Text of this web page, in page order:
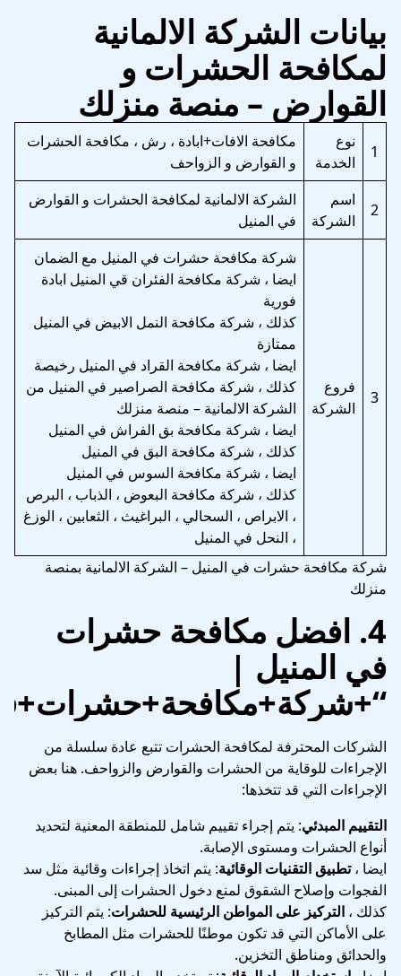
بيانات الشركة الالمانية
لمكافحة الحشرات و
القوارض – منصة منزلك
1
نوع
الخدمة
مكافحة الافات+ابادة ، رش ، مكافحة الحشرات
و القوارض و الزواحف
2
اسم
الشركة
الشركة الالمانية لمكافحة الحشرات و القوارض
في المنيل
3
فروع
الشركة
شركة مكافحة حشرات في المنيل مع الضمان
ايضا ، شركة مكافحة الفئران قي المنيل ابادة
فورية
كذلك ، شركة مكافحة النمل الابيض في المنيل
ممتازة
ايضا ، شركة مكافحة القراد في المنيل رخيصة
كذلك ، شركة مكافحة الصراصير في المنيل من
الشركة الالمانية – منصة منزلك
ايضا ، شركة مكافحة بق الفراش في المنيل
كذلك ، شركة مكافحة البق في المنيل
ايضا ، شركة مكافحة السوس في المنيل
كذلك ، شركة مكافحة البعوض ، الذباب ، البرص
، الابراص ، السحالي ، البراغيث ، الثعابين ، الوزغ
، النحل في المنيل
شركة مكافحة حشرات في المنيل – الشركة الالمانية بمنصة
منزلك
4. افضل مكافحة حشرات
في المنيل |
الشركات المحترفة لمكافحة الحشرات تتبع عادة سلسلة من
الإجراءات للوقاية من الحشرات والقوارض والزواحف. هنا بعض
الإجراءات التي قد تتخذها:
التقييم المبدئي: يتم إجراء تقييم شامل للمنطقة المعنية لتحديد
أنواع الحشرات ومستوى الإصابة.
ايضا ،تطبيق التقنيات الوقائية: يتم اتخاذ إجراءات وقائية مثل سد
الفجوات وإصلاح الشقوق لمنع دخول الحشرات إلى المبنى.
كذلك ، التركيز على المواطن الرئيسية للحشرات: يتم التركيز
على الأماكن التي قد تكون موطنًا للحشرات مثل المطابخ
والحدائق ومناطق التخزين.